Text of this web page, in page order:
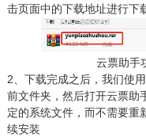
击页面中的下载地址进行下
云票助手
2、下载完成之后，我们使
前文件夹，然后打开云票助
定的系统文件，而不需要重
续安装